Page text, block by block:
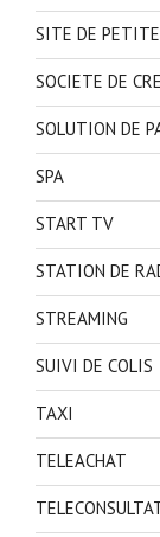
SITE DE
SOCIETE DE
SOLUTION DE
SPA
START TV
STATION DE
STREAMING
SUIVI DE COLIS
TAXI
TELEACHAT